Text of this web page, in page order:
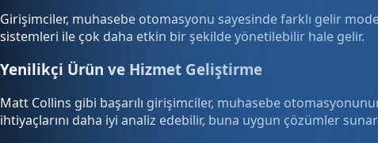
Girişimciler, muhasebe otomasyonu sayesinde farklı gelir
sistemleri ile çok daha etkin bir şekilde yönetilebilir hale gelir.
Yenilikçi Ürün ve Hizmet Geliştirme
Matt Collins gibi başarılı girişimciler, muhasebe
ihtiyaçlarını daha iyi analiz edebilir, buna uygun çözümler